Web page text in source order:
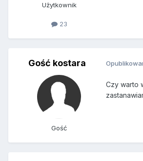
Użytkownik
23
Gość kostara
Gość
Czy warto